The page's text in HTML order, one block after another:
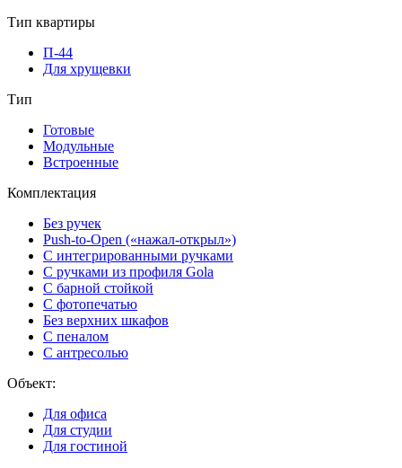
Тип квартиры
П-44
Для хрущевки
Тип
Готовые
Модульные
Встроенные
Комплектация
Без ручек
Push-to-Open («нажал-открыл»)
С интегрированными ручками
С ручками из профиля Gola
С барной стойкой
С фотопечатью
Без верхних шкафов
С пеналом
С антресолью
Объект:
Для офиса
Для студии
Для гостиной